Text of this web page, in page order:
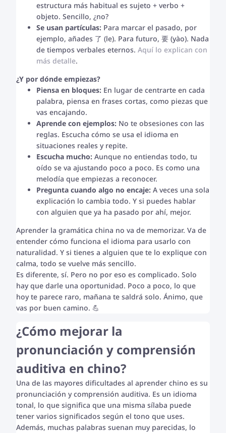
estructura más habitual es sujeto + verbo +
objeto. Sencillo, ¿no?
Se usan partículas: Para marcar el pasado, por
ejemplo, añades 了 (le). Para futuro, 要 (yào). Nada
de tiempos verbales eternos. Aquí lo explican con
más detalle.
¿Y por dónde empiezas?
Piensa en bloques: En lugar de centrarte en cada
palabra, piensa en frases cortas, como piezas que
vas encajando.
Aprende con ejemplos: No te obsesiones con las
reglas. Escucha cómo se usa el idioma en
situaciones reales y repite.
Escucha mucho: Aunque no entiendas todo, tu
oído se va ajustando poco a poco. Es como una
melodía que empiezas a reconocer.
Pregunta cuando algo no encaje: A veces una sola
explicación lo cambia todo. Y si puedes hablar
con alguien que ya ha pasado por ahí, mejor.
Aprender la gramática china no va de memorizar. Va de
entender cómo funciona el idioma para usarlo con
naturalidad. Y si tienes a alguien que te lo explique con
calma, todo se vuelve más sencillo.
Es diferente, sí. Pero no por eso es complicado. Solo
hay que darle una oportunidad. Poco a poco, lo que
hoy te parece raro, mañana te saldrá solo. Ánimo, que
vas por buen camino. 💪
¿Cómo mejorar la
pronunciación y comprensión
auditiva en chino?
Una de las mayores dificultades al aprender chino es su
pronunciación y comprensión auditiva. Es un idioma
tonal, lo que significa que una misma sílaba puede
tener varios significados según el tono que uses.
Además, muchas palabras suenan muy parecidas, lo